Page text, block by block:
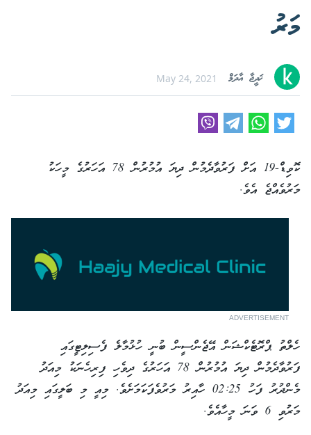
މަރު
ޚަދީޖާ އާދަމް May 24, 2021
ކޮވިޑް-19 އަށް ފަރުވާދެމުން ދިޔަ އުމުރުން 78 އަހަރުގެ މީހަކު
މަރުވެއްޖެ އެވެ.
ADVERTISEMENT
ހެލްތު ޕްރޮޓެކްޝަން އޭޖެންސީން ބުނީ ހުޅުމާލެ ފެސިލިޓީގައި
ފަރުވާދެމުން ދިޔަ އުމުރުން 78 އަހަރުގެ ދިވެހި ފިރިހެނަކު މިއަދު
މެންދުރު ފަހު 02:25 ހާއިރު މަރުވެފަކަމަށެވެ. މިއީ މި ބަލީގައި މިއަދު
މަރުވި 6 ވަނަ މީހާއެވެ.